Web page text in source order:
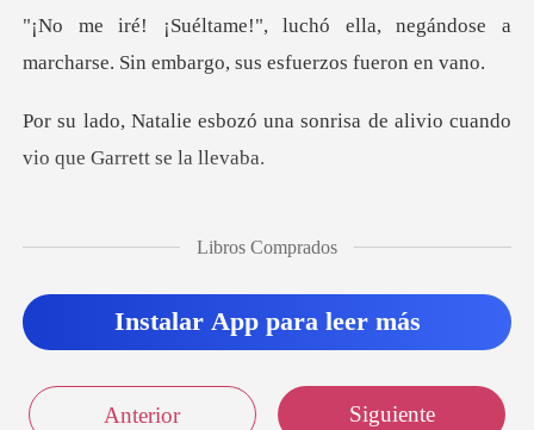
Historia
la, negándose a
marcharse. Sin emb
na sonrisa de alivio cuando
v
Libros Comprados
Instalar App para leer más
Anterior Siguiente